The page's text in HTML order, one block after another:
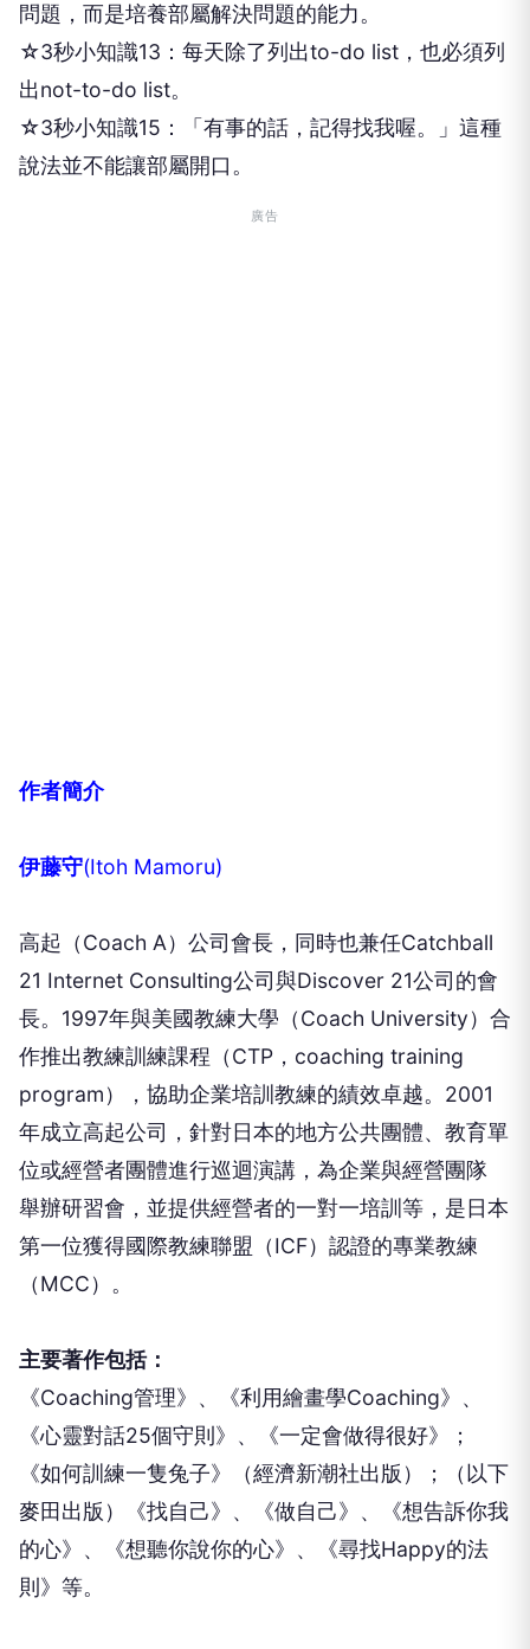
問題，而是培養部屬解決問題的能力。
☆3秒小知識13：每天除了列出to-do list，也必須列
出not-to-do list。
☆3秒小知識15：「有事的話，記得找我喔。」這種
說法並不能讓部屬開口。
廣告
作者簡介
伊藤守(Itoh Mamoru)
高起（Coach A）公司會長，同時也兼任Catchball
21 Internet Consulting公司與Discover 21公司的會
長。1997年與美國教練大學（Coach University）合
作推出教練訓練課程（CTP，coaching training
program），協助企業培訓教練的績效卓越。2001
年成立高起公司，針對日本的地方公共團體、教育單
位或經營者團體進行巡迴演講，為企業與經營團隊
舉辦研習會，並提供經營者的一對一培訓等，是日本
第一位獲得國際教練聯盟（ICF）認證的專業教練
（MCC）。
主要著作包括：
《Coaching管理》、《利用繪畫學Coaching》、
《心靈對話25個守則》、《一定會做得很好》；
《如何訓練一隻兔子》（經濟新潮社出版）；（以下
麥田出版）《找自己》、《做自己》、《想告訴你我
的心》、《想聽你說你的心》、《尋找Happy的法
則》等。